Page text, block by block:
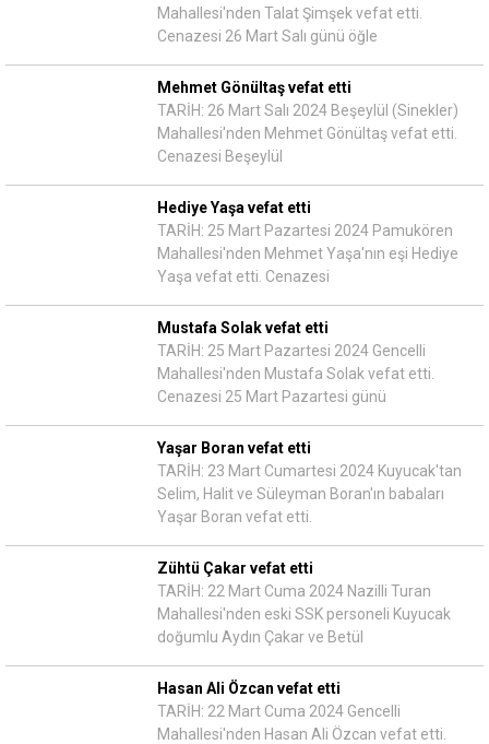
Mahallesi'nden Talat Şimşek vefat etti.
Cenazesi 26 Mart Salı günü öğle
Mehmet Gönültaş vefat etti
TARİH: 26 Mart Salı 2024 Beşeylül (Sinekler)
Mahallesi'nden Mehmet Gönültaş vefat etti.
Cenazesi Beşeylül
Hediye Yaşa vefat etti
TARİH: 25 Mart Pazartesi 2024 Pamukören
Mahallesi'nden Mehmet Yaşa'nın eşi Hediye
Yaşa vefat etti. Cenazesi
Mustafa Solak vefat etti
TARİH: 25 Mart Pazartesi 2024 Gencelli
Mahallesi'nden Mustafa Solak vefat etti.
Cenazesi 25 Mart Pazartesi günü
Yaşar Boran vefat etti
TARİH: 23 Mart Cumartesi 2024 Kuyucak'tan
Selim, Halit ve Süleyman Boran'ın babaları
Yaşar Boran vefat etti.
Zühtü Çakar vefat etti
TARİH: 22 Mart Cuma 2024 Nazilli Turan
Mahallesi'nden eski SSK personeli Kuyucak
doğumlu Aydın Çakar ve Betül
Hasan Ali Özcan vefat etti
TARİH: 22 Mart Cuma 2024 Gencelli
Mahallesi'nden Hasan Ali Özcan vefat etti.